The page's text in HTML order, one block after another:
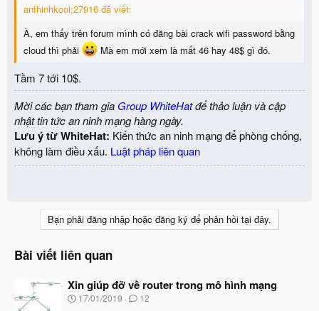
anthinhkool;27916 đã viết:
À, em thấy trên forum mình có đăng bài crack wifi password bằng
cloud thì phải
Mà em mới xem là mất 46 hay 48$ gì đó.
Tầm 7 tới 10$.
Mời các bạn tham gia Group WhiteHatđể thảo luận và cập
nhật tin tức an ninh mạng hàng ngày.
Lưu ý từ WhiteHat: Kiến thức an ninh mạng để phòng chống,
không làm điều xấu. Luật pháp liên quan
Bạn phải đăng nhập hoặc đăng ký để phản hồi tại đây.
Bài viết liên quan
Xin giúp đỡ về router trong mô hình mạng
N
17/01/2019 12